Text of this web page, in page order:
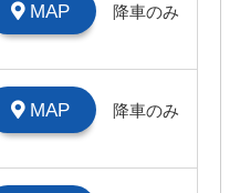
MAP 降車のみ
MAP 降車のみ